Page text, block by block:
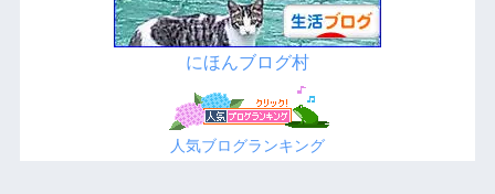
にほんブログ村
人気ブログランキング